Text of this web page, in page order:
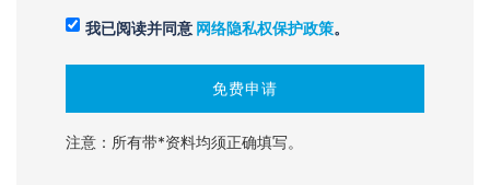
我已阅读并同意 网络隐私权保护政策。
注意：所有带*资料均须正确填写。